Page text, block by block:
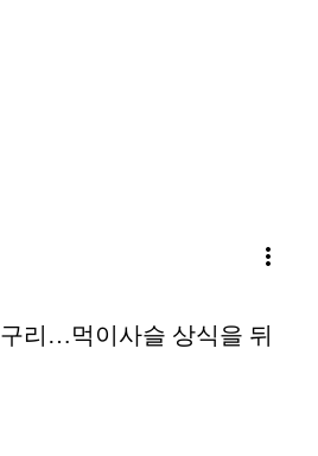
more_vert
리…먹이사슬 상식을 뒤